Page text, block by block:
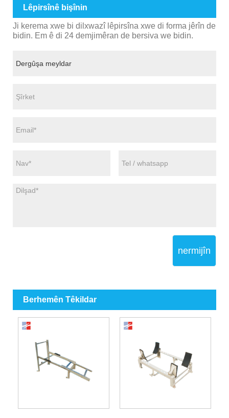
Lêpirsînê bişînin
Ji kerema xwe bi dilxwazî ​​​​lêpirsîna xwe di forma jêrîn de
bidin. Em ê di 24 demjimêran de bersiva we bidin.
nermijîn
Berhemên Têkildar